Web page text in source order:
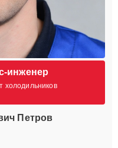
инженер
холодильников
Петров